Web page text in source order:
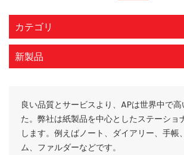
カテゴリ
新製品
良い品質とサービスより、APは世界中で
た。弊社は紙製品を中心としたステーショ
します。例えばノート、ダイアリー、手帳
ム、ファルダーなどです。